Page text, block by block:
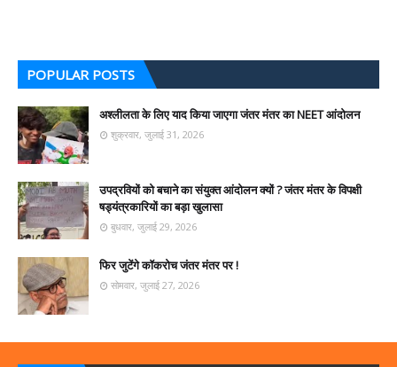
POPULAR POSTS
अश्लीलता के लिए याद किया जाएगा जंतर मंतर का NEET आंदोलन
शुक्रवार, जुलाई 31, 2026
उपद्रवियों को बचाने का संयुक्त आंदोलन क्यों ? जंतर मंतर के विपक्षी
षड्यंत्रकारियों का बड़ा खुलासा
बुधवार, जुलाई 29, 2026
फिर जुटेंगे कॉकरोच जंतर मंतर पर !
सोमवार, जुलाई 27, 2026